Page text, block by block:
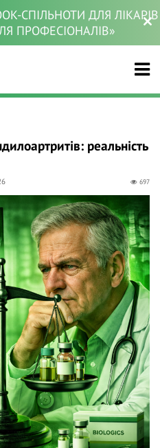
СПІЛЬНОТИ ДЛЯ ЛІКАРІВ
ПРОФЕСІОНАЛІВ»
реальність
697